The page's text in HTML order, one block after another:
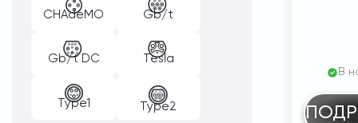
CHAdeMO Gb/t
Gb/t DC Tesla
Type1 Type2
В